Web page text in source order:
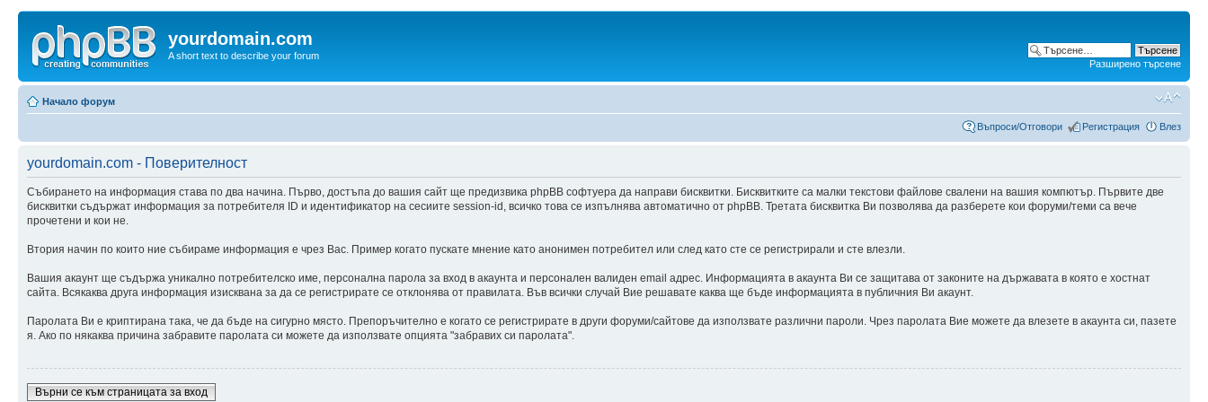
yourdomain.com
A short text to describe your forum
Разширено търсене
Начало форум
Въпроси/Отговори Регистрация Влез
yourdomain.com - Поверителност
Събирането на информация става по два начина. Първо, достъпа до вашия сайт ще предизвика phpBB софтуера да направи бисквитки. Бисквитките са малки текстови файлове свалени на вашия компютър. Първите две
бисквитки съдържат информация за потребителя ID и идентификатор на сесиите session-id, всичко това се изпълнява автоматично от phpBB. Третата бисквитка Ви позволява да разберете кои форуми/теми са вече
прочетени и кои не.
Втория начин по които ние събираме информация е чрез Вас. Пример когато пускате мнение като анонимен потребител или след като сте се регистрирали и сте влезли.
Вашия акаунт ще съдържа уникално потребителско име, персонална парола за вход в акаунта и персонален валиден email адрес. Информацията в акаунта Ви се защитава от законите на държавата в която е хостнат
сайта. Всякаква друга информация изисквана за да се регистрирате се отклонява от правилата. Във всички случай Вие решавате каква ще бъде информацията в публичния Ви акаунт.
Паролата Ви е криптирана така, че да бъде на сигурно място. Препоръчително е когато се регистрирате в други форуми/сайтове да използвате различни пароли. Чрез паролата Вие можете да влезете в акаунта си, пазете
я. Ако по някаква причина забравите паролата си можете да използвате опцията "забравих си паролата".
Върни се към страницата за вход